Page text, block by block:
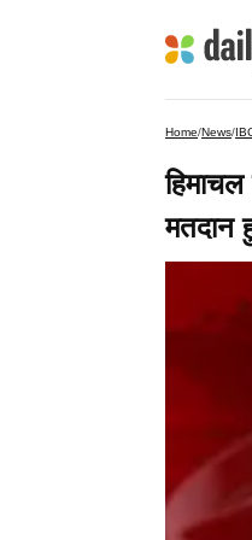
Home/News/
मतदान